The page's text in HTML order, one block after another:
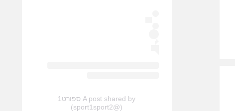
A post shared by ספורט1
(@sport1sport2)